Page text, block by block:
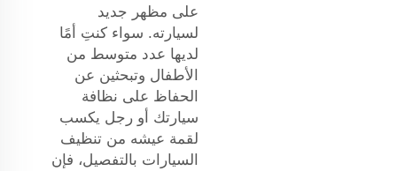
على مظهر جديد
لسيارته. سواء كنتِ أمًا
لديها عدد متوسط من
الأطفال وتبحثين عن
الحفاظ على نظافة
سيارتك أو رجل يكسب
لقمة عيشه من تنظيف
السيارات بالتفصيل، فإن